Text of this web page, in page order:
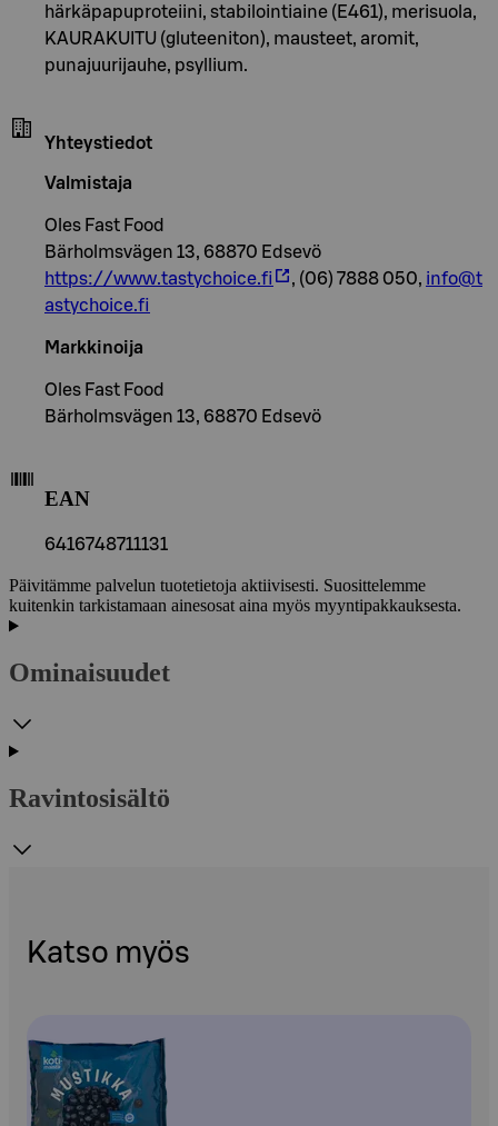
härkäpapuproteiini, stabilointiaine (E461), merisuola,
KAURAKUITU (gluteeniton), mausteet, aromit,
punajuurijauhe, psyllium.
Yhteystiedot
Valmistaja
Oles Fast Food
Bärholmsvägen 13, 68870 Edsevö
https://www.tastychoice.fi
, (06) 7888 050, info@t
astychoice.fi
Markkinoija
Oles Fast Food
Bärholmsvägen 13, 68870 Edsevö
EAN
6416748711131
Päivitämme palvelun tuotetietoja aktiivisesti. Suosittelemme
kuitenkin tarkistamaan ainesosat aina myös myyntipakkauksesta.
Ominaisuudet
Ravintosisältö
Katso myös